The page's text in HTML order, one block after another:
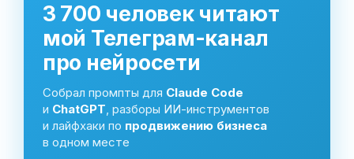
3 700 человек читают
мой Телеграм-канал
про нейросети
Собрал промпты для Claude Code
и ChatGPT, разборы ИИ-инструментов
и лайфхаки по продвижению бизнеса
в одном месте